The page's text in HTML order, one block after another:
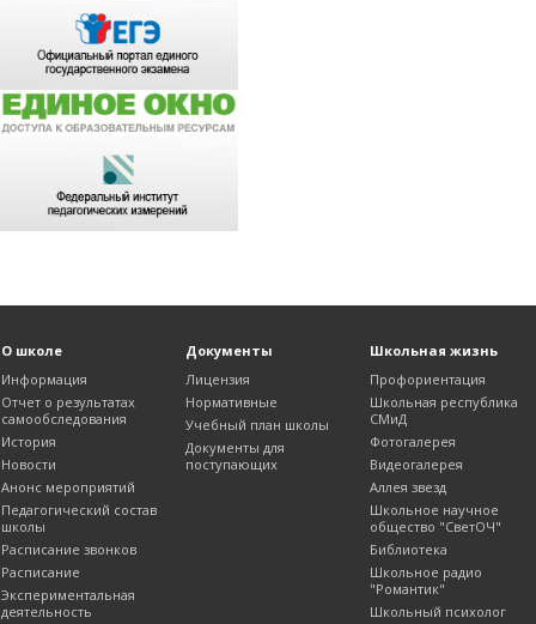
О школе
Информация
Отчет о результатах
самообследования
История
Новости
Анонс мероприятий
Педагогический состав
школы
Расписание звонков
Расписание
Экспериментальная
деятельность
Документы
Лицензия
Нормативные
Учебный план школы
Документы для
поступающих
Школьная жизнь
Профориентация
Школьная республика
СМиД
Фотогалерея
Видеогалерея
Аллея звезд
Школьное научное
общество "СветОЧ"
Библиотека
Школьное радио
"Романтик"
Школьный психолог